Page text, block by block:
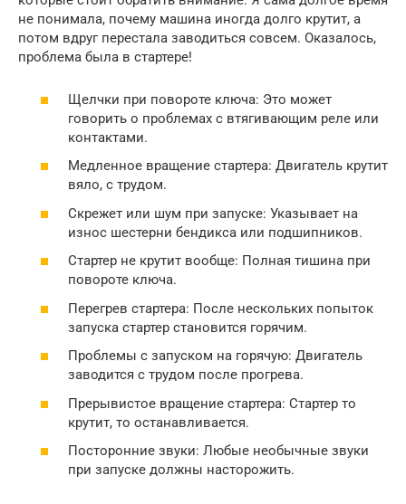
не понимала, почему машина иногда долго крутит, а
потом вдруг перестала заводиться совсем. Оказалось,
проблема была в стартере!
Щелчки при повороте ключа: Это может
говорить о проблемах с втягивающим реле или
контактами.
Медленное вращение стартера: Двигатель крутит
вяло, с трудом.
Скрежет или шум при запуске: Указывает на
износ шестерни бендикса или подшипников.
Стартер не крутит вообще: Полная тишина при
повороте ключа.
Перегрев стартера: После нескольких попыток
запуска стартер становится горячим.
Проблемы с запуском на горячую: Двигатель
заводится с трудом после прогрева.
Прерывистое вращение стартера: Стартер то
крутит, то останавливается.
Посторонние звуки: Любые необычные звуки
при запуске должны насторожить.